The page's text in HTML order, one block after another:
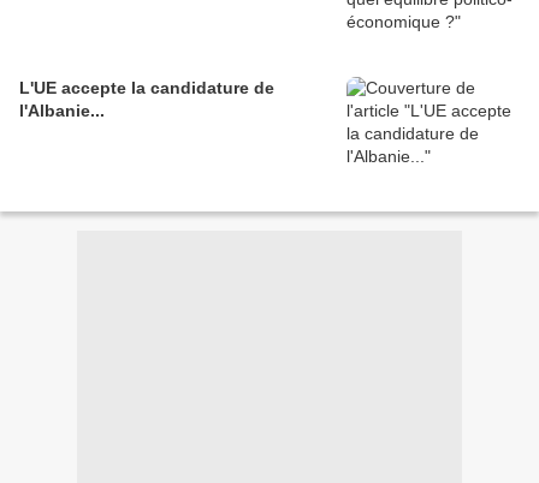
L'UE accepte la candidature de
l'Albanie...